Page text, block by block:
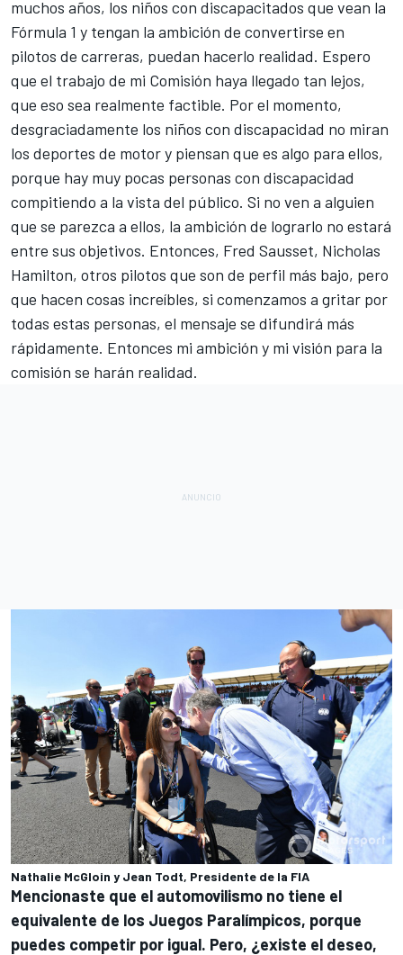
muchos años, los niños con discapacitados que vean la
Fórmula 1 y tengan la ambición de convertirse en
pilotos de carreras, puedan hacerlo realidad. Espero
que el trabajo de mi Comisión haya llegado tan lejos,
que eso sea realmente factible. Por el momento,
desgraciadamente los niños con discapacidad no miran
los deportes de motor y piensan que es algo para ellos,
porque hay muy pocas personas con discapacidad
compitiendo a la vista del público. Si no ven a alguien
que se parezca a ellos, la ambición de lograrlo no estará
entre sus objetivos. Entonces, Fred Sausset, Nicholas
Hamilton, otros pilotos que son de perfil más bajo, pero
que hacen cosas increíbles, si comenzamos a gritar por
todas estas personas, el mensaje se difundirá más
rápidamente. Entonces mi ambición y mi visión para la
comisión se harán realidad.
Nathalie McGloin y Jean Todt, Presidente de la FIA
Mencionaste que el automovilismo no tiene el
equivalente de los Juegos Paralímpicos, porque
puedes competir por igual. Pero, ¿existe el deseo,